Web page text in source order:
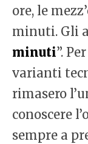
ore, le
minuti. Gli
minuti”.
varianti
rimasero
conoscere
sempre a